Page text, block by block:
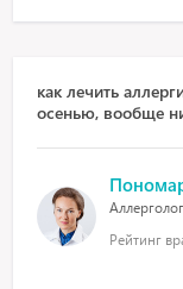
как лечить
осенью, вообще
Рейтинг